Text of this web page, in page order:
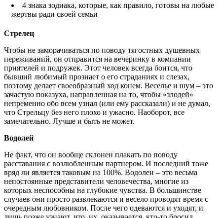
4 знака зодиака, которые, как правило, готовы на любые
жертвы ради своей семьи
Стрелец
Чтобы не заморачиваться по поводу тягостных душевных
переживаний, он отправится на вечеринку в компании
приятелей и подружек. Этот человек всегда боится, что
бывший любимый прознает о его страданиях и слезах,
поэтому делает своеобразный ход конем. Веселье и шум – это
зачастую показуха, направленная на то, чтобы «злодей»
непременно обо всем узнал (или ему рассказали) и не думал,
что Стрельцу без него плохо и ужасно. Наоборот, все
замечательно. Лучше и быть не может.
Водолей
Не факт, что он вообще склонен плакать по поводу
расставания с возлюбленным партнером. И последний тоже
вряд ли является таковым на 100%. Водолеи – это весьма
непостоянные представители человечества, многие из
которых неспособны на глубокие чувства. В большинстве
случаев они просто развлекаются и весело проводят время с
очередным любовником. После чего одеваются и уходят, и